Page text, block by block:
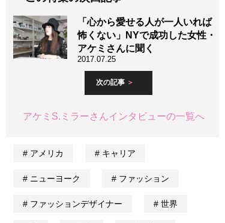
「心から愛せる人が一人いれば
怖くない」NYで成功した女性・
アケミさんに聞く
2017.07.25
次の記事
アケミS.ミラーさんインタビューの一覧へ
アメリカ キャリア
ニューヨーク ファッション
ファッションデザイナー 世界